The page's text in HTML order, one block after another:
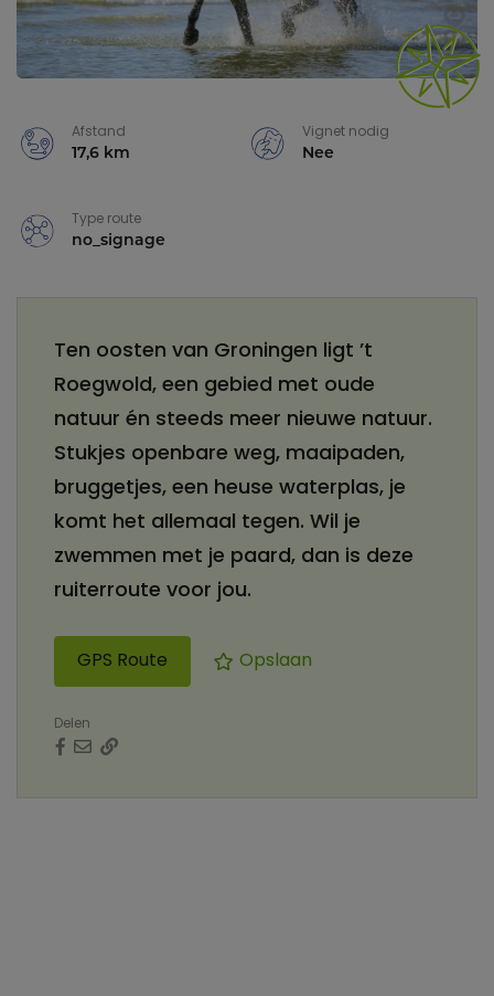
Afstand
17,6 km
Vignet nodig
Nee
Type route
no_signage
Ten oosten van Groningen ligt ’t
Roegwold, een gebied met oude
natuur én steeds meer nieuwe natuur.
Stukjes openbare weg, maaipaden,
bruggetjes, een heuse waterplas, je
komt het allemaal tegen. Wil je
zwemmen met je paard, dan is deze
ruiterroute voor jou.
GPS Route Opslaan
Delen